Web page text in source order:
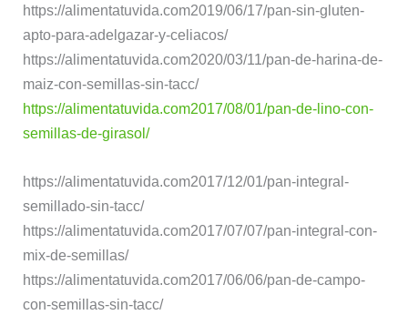
https://alimentatuvida.com2019/06/17/pan-sin-gluten-
apto-para-adelgazar-y-celiacos/
https://alimentatuvida.com2020/03/11/pan-de-harina-de-
maiz-con-semillas-sin-tacc/
https://alimentatuvida.com2017/08/01/pan-de-lino-con-
semillas-de-girasol/
https://alimentatuvida.com2017/12/01/pan-integral-
semillado-sin-tacc/
https://alimentatuvida.com2017/07/07/pan-integral-con-
mix-de-semillas/
https://alimentatuvida.com2017/06/06/pan-de-campo-
con-semillas-sin-tacc/